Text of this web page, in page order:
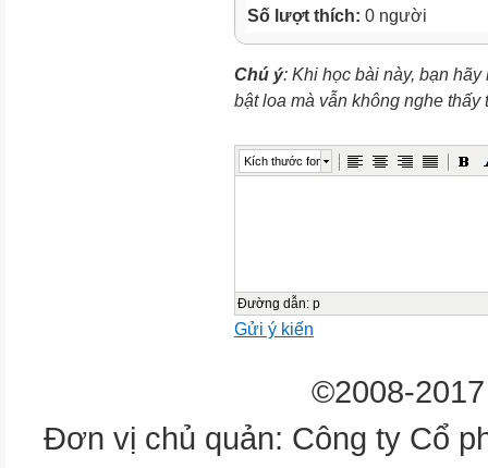
Số lượt thích: 0 người
Chú ý: Khi học bài này, bạn
bật loa mà vẫn không nghe
Kích thước font
Đường dẫn: p
Gửi ý kiến
©2008-
Đơn vị chủ quản: Công ty Cổ